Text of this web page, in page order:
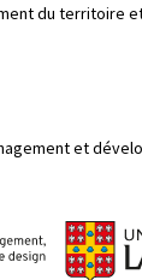
du territoire
et